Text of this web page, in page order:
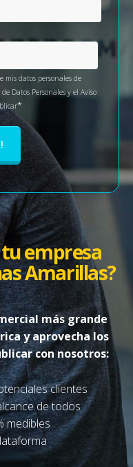
mis datos personales de
Datos Personalesy el Aviso
*
empresa
Amarillas?
más grande
y aprovecha los
con nosotros:
clientes
de todos
medibles